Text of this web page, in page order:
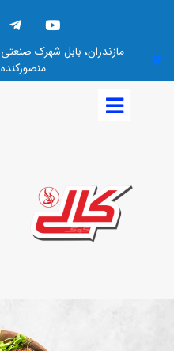
مازندران، بابل شهرک صنعتی
منصورکنده